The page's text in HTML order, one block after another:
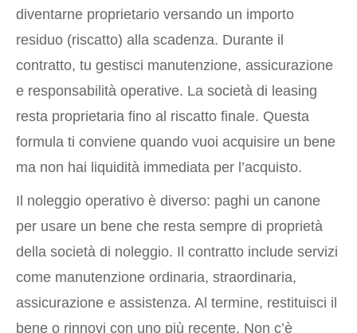
diventarne proprietario versando un importo
residuo (riscatto) alla scadenza. Durante il
contratto, tu gestisci manutenzione, assicurazione
e responsabilità operative. La società di leasing
resta proprietaria fino al riscatto finale. Questa
formula ti conviene quando vuoi acquisire un bene
ma non hai liquidità immediata per l’acquisto.
Il noleggio operativo è diverso: paghi un canone
per usare un bene che resta sempre di proprietà
della società di noleggio. Il contratto include servizi
come manutenzione ordinaria, straordinaria,
assicurazione e assistenza. Al termine, restituisci il
bene o rinnovi con uno più recente. Non c’è